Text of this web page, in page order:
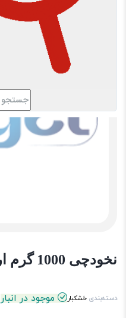
نخودچی 1000 گرم ارگت
دسته‌بندی خشکبار موجود در انبار